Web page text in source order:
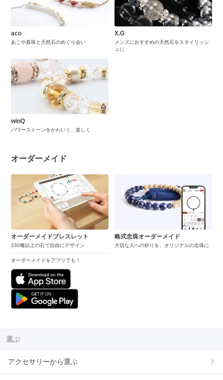
aco
あこや真珠と天然石のめぐり会い
X.G
メンズにおすすめの天然石をスタイリッシ
ュに
winQ
パワーストーンをかわいく、楽しく
オーダーメイド
オーダーメイドブレスレット
230種以上の石で自由にデザイン
オーダーメイドをアプリでも！
略式念珠オーダーメイド
大切な人への祈りを、オリジナルの念珠に
選ぶ
アクセサリーから選ぶ